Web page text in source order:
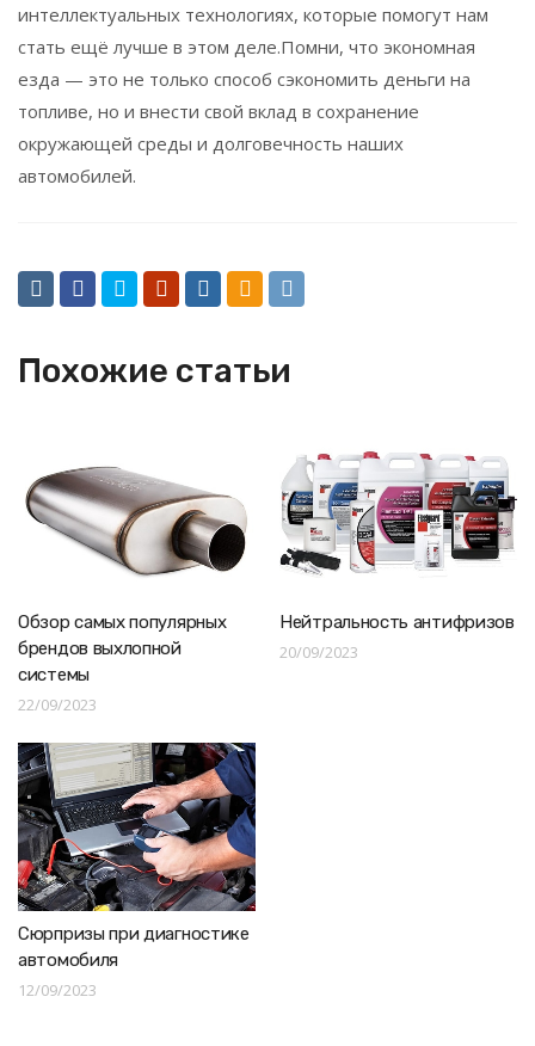
интеллектуальных технологиях, которые помогут нам
стать ещё лучше в этом деле.Помни, что экономная
езда — это не только способ сэкономить деньги на
топливе, но и внести свой вклад в сохранение
окружающей среды и долговечность наших
автомобилей.
Похожие статьи
Обзор самых популярных
брендов выхлопной
системы
22/09/2023
Нейтральность антифризов
20/09/2023
Сюрпризы при диагностике
автомобиля
12/09/2023